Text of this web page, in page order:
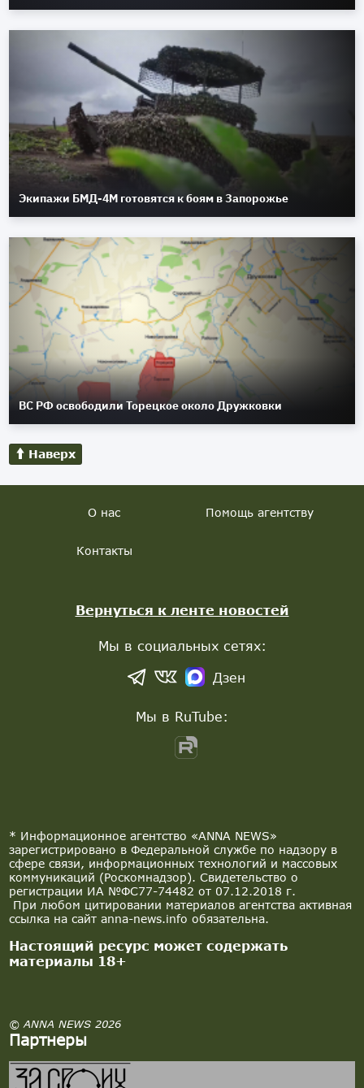
Экипажи БМД-4М готовятся к боям в Запорожье
ВС РФ освободили Торецкое около Дружковки
Наверх
* Информационное агентство «ANNA NEWS»
зарегистрировано в Федеральной службе по надзору в
сфере связи, информационных технологий и массовых
коммуникаций (Роскомнадзор). Свидетельство о
регистрации ИА №ФС77-74482 от 07.12.2018 г.
При любом цитировании материалов агентства активная
ссылка на сайт anna-news.info обязательна.
Настоящий ресурс может содержать
материалы 18+
© ANNA NEWS 2026
Партнеры
О нас Помощь агентству
Контакты
Вернуться к ленте новостей
Мы в социальных сетях:
Дзен
Мы в RuTube: